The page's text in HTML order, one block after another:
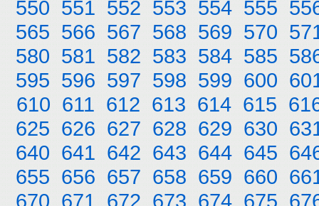
550 551 552 553 554 555
565 566 567 568 569 570
580 581 582 583 584 585
595 596 597 598 599 600
610 611 612 613 614 615
625 626 627 628 629 630
640 641 642 643 644 645
655 656 657 658 659 660
670 671 672 673 674 675